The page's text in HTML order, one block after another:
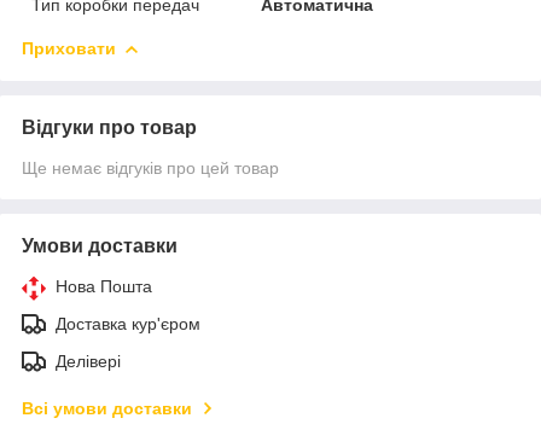
Тип коробки передач Автоматична
Приховати
Відгуки про товар
Ще немає відгуків про цей товар
Умови доставки
Нова Пошта
Доставка кур'єром
Делівері
Всі умови доставки